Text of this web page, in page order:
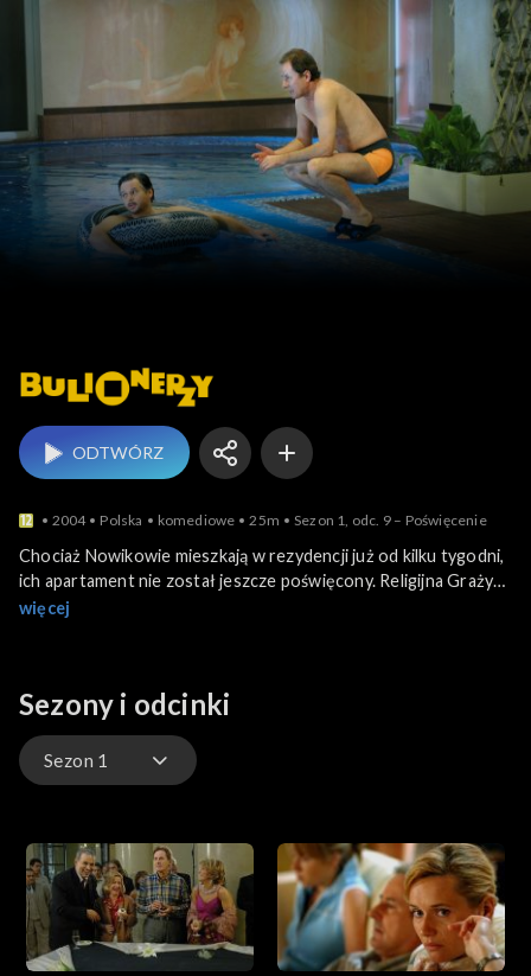
ODTWÓRZ
2004 Polska komediowe 25m Sezon 1, odc. 9 – Poświęcenie
Chociaż Nowikowie mieszkają w rezydencji już od kilku tygodni,
ich apartament nie został jeszcze poświęcony. Religijna Grażyna
bardzo to przeżywa. Rodzina uważa jednak, że w takim miejscu
więcej
Sezony i odcinki
Sezon 1
Sezon 2
Sezon 3